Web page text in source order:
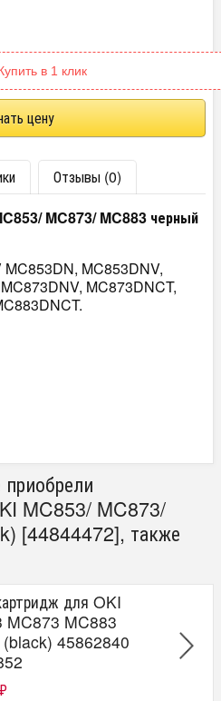
в 1 клик
цену
Отзывы (0)
MC873/ MC883 черный
MC853DN, MC853DNV,
MC873DNCT,
MC853/ MC873/
[44844472], также
для OKI
MC873 MC883
(black) 45862840
₽